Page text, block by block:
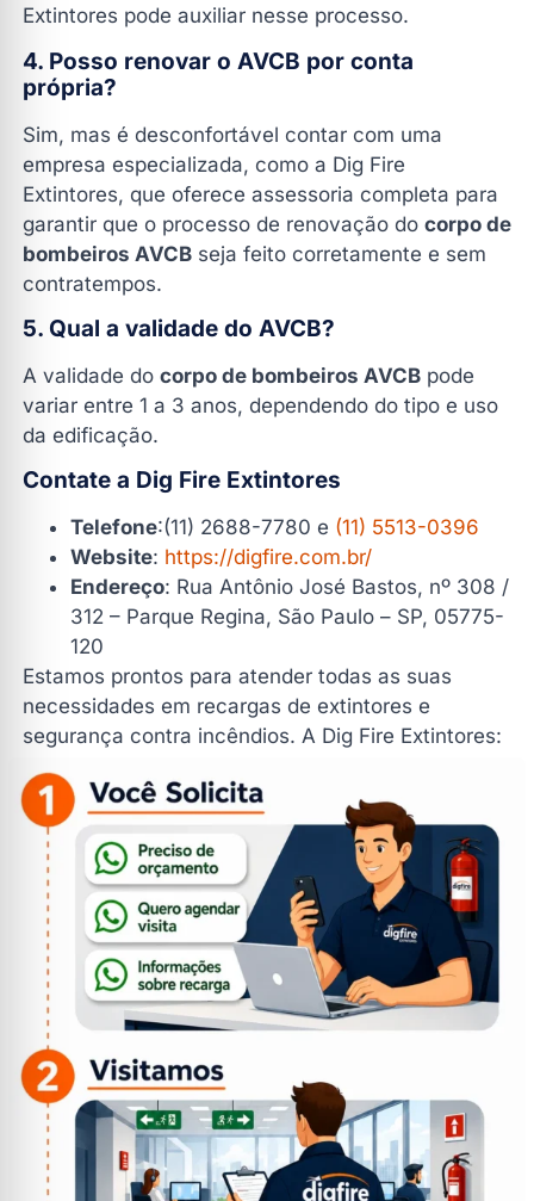
Extintores pode auxiliar nesse processo.
4. Posso renovar o AVCB por conta
própria?
Sim, mas é desconfortável contar com uma
empresa especializada, como a Dig Fire
Extintores, que oferece assessoria completa para
garantir que o processo de renovação do corpo de
bombeiros AVCB seja feito corretamente e sem
contratempos.
5. Qual a validade do AVCB?
A validade do corpo de bombeiros AVCB pode
variar entre 1 a 3 anos, dependendo do tipo e uso
da edificação.
Contate a Dig Fire Extintores
Telefone:(11) 2688-7780 e (11) 5513-0396
Website: https://digfire.com.br/
Endereço: Rua Antônio José Bastos, nº 308 /
312 – Parque Regina, São Paulo – SP, 05775-
120
Estamos prontos para atender todas as suas
necessidades em recargas de extintores e
segurança contra incêndios. A Dig Fire Extintores:
sua parceira em proteção e tranquilidade.